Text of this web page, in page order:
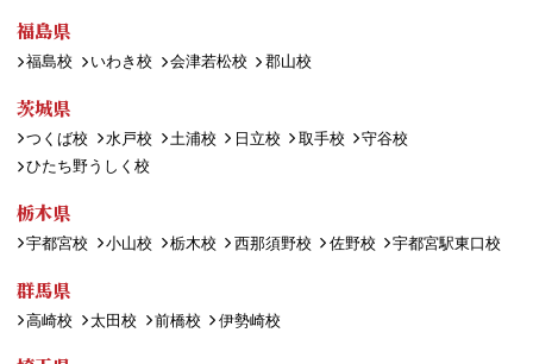
福島県
福島校 いわき校 会津若松校 郡山校
茨城県
つくば校 水戸校 土浦校 日立校 取手校
守谷校
ひたち野うしく校
栃木県
宇都宮校 小山校 栃木校 西那須野校 佐野校 宇都宮駅東口校
群馬県
高崎校 太田校 前橋校 伊勢崎校